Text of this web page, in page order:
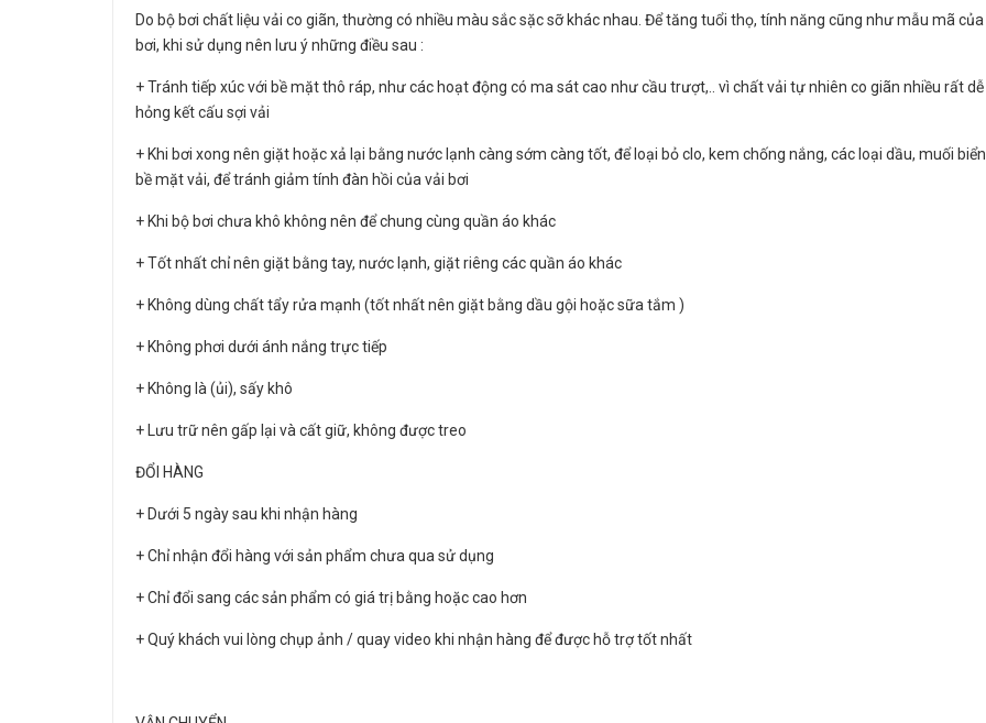
Do bộ bơi chất liệu vải co giãn, thường có nhiều màu sắc sặc sỡ khác nhau. Để tăng tuổi thọ, tính năng cũng như mẫu mã
bơi, khi sử dụng nên lưu ý những điều sau :
+ Tránh tiếp xúc với bề mặt thô ráp, như các hoạt động có ma sát cao như cầu trượt,.. vì chất vải tự nhiên co giãn nhiều rất
hỏng kết cấu sợi vải
+ Khi bơi xong nên giặt hoặc xả lại bằng nước lạnh càng sớm càng tốt, để loại bỏ clo, kem chống nắng, các loại dầu, muối
bề mặt vải, để tránh giảm tính đàn hồi của vải bơi
+ Khi bộ bơi chưa khô không nên để chung cùng quần áo khác
+ Tốt nhất chỉ nên giặt bằng tay, nước lạnh, giặt riêng các quần áo khác
+ Không dùng chất tẩy rửa mạnh (tốt nhất nên giặt bằng dầu gội hoặc sữa tắm )
+ Không phơi dưới ánh nắng trực tiếp
+ Không là (ủi), sấy khô
+ Lưu trữ nên gấp lại và cất giữ, không được treo
ĐỔI HÀNG
+ Dưới 5 ngày sau khi nhận hàng
+ Chỉ nhận đổi hàng với sản phẩm chưa qua sử dụng
+ Chỉ đổi sang các sản phẩm có giá trị bằng hoặc cao hơn
+ Quý khách vui lòng chụp ảnh / quay video khi nhận hàng để được hỗ trợ tốt nhất